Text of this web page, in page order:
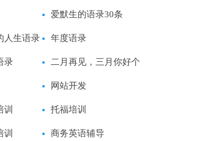
爱默生的语录30条
人生语录 年度语录
录 二月再见，三月你好个
性语录句子
网站开发
托福培训
商务英语辅导